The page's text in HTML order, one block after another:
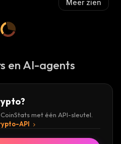
Meer zien
en AI-agents
met één API-sleutel.
API